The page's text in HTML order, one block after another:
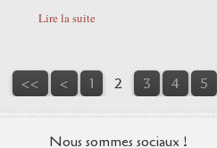
Lire la suite
<< < 1 2 3 4 5
Nous sommes sociaux !